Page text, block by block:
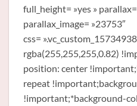
full_height= »yes »
parallax_image= »23753″
css=
rgba(255,255,255,0.82)
position: center
repeat
!important;*background-